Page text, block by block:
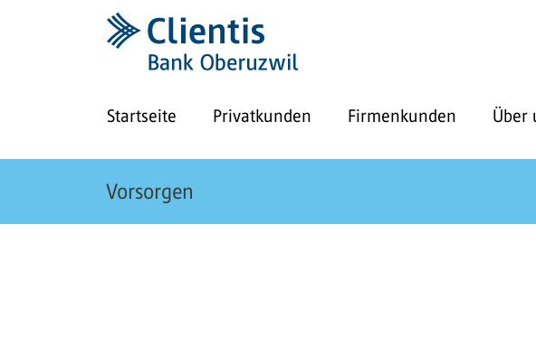
Startseite Privatkunden Firmenkunden Über
Vorsorgen